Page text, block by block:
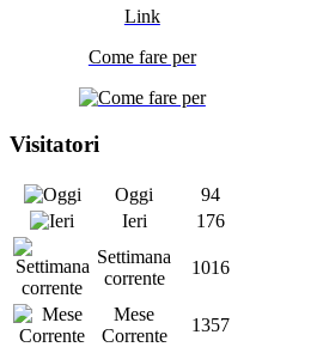
Link
Come fare per
Visitatori
Oggi
94
Ieri
176
Settimana
corrente
1016
Mese
Corrente
1357